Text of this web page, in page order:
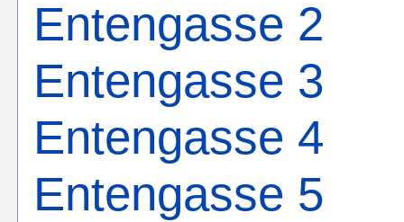
Entengasse 2
Entengasse 3
Entengasse 4
Entengasse 5